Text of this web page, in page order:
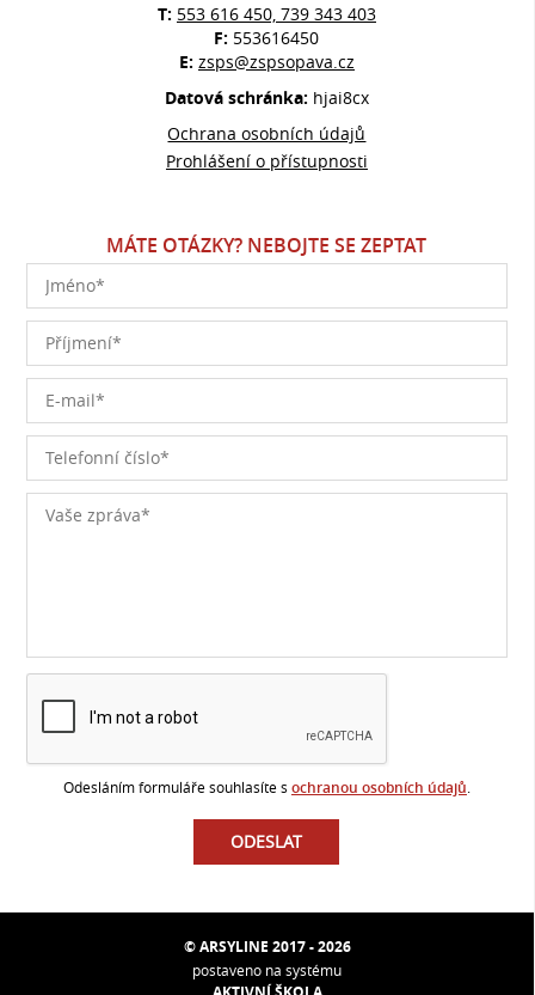
T: 553 616 450, 739 343 403
F: 553616450
E: zsps@zspsopava.cz
Datová schránka: hjai8cx
Ochrana osobních údajů
Prohlášení o přístupnosti
MÁTE OTÁZKY? NEBOJTE SE ZEPTAT
Odesláním formuláře souhlasíte s ochranou osobních údajů
© ARSYLINE 2017 - 2026
postaveno na systému